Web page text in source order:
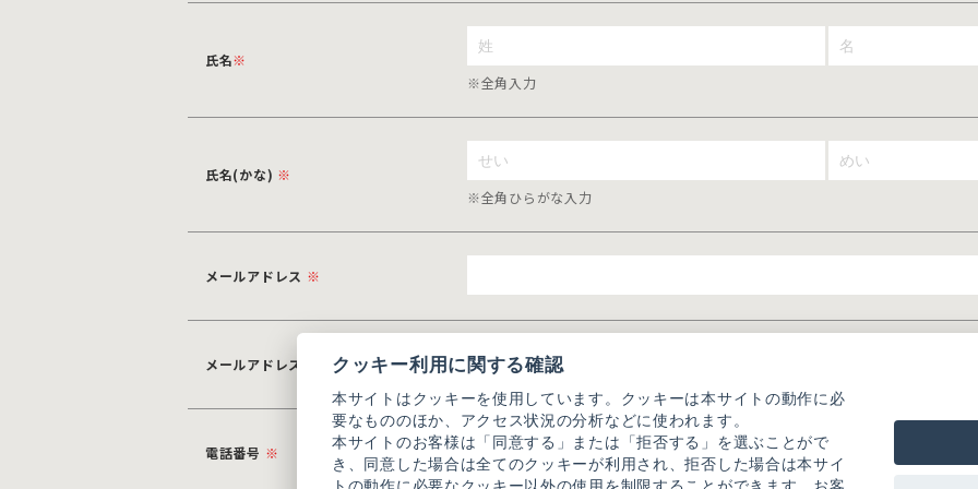
氏名※
※全角入力
氏名(かな) ※
※全角ひらがな入力
メールアドレス ※
メールアドレス(確認用)※
電話番号 ※
クッキー利用に関する確認
本サイトはクッキーを使用しています。クッキーは本サイトの動作に必
要なもののほか、アクセス状況の分析などに使われます。
本サイトのお客様は「同意する」または「拒否する」を選ぶことがで
き、同意した場合は全てのクッキーが利用され、拒否した場合は本サイ